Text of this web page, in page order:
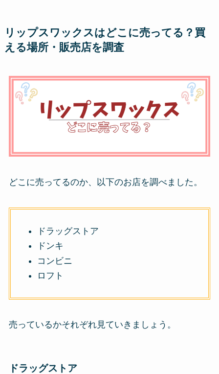
リップスワックスはどこに売ってる？買
える場所・販売店を調査
どこに売ってるのか、以下のお店を調べました。
ドラッグストア
ドンキ
コンビニ
ロフト
売っているかそれぞれ見ていきましょう。
ドラッグストア